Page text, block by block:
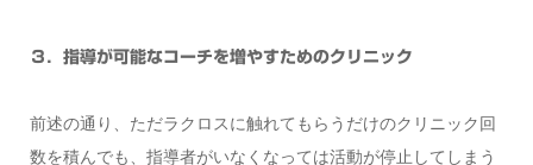
３．指導が可能なコーチを増やすためのクリニック
前述の通り、ただラクロスに触れてもらうだけのクリニック回
数を積んでも、指導者がいなくなっては活動が停止してしまう